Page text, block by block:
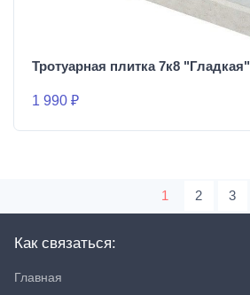
Тротуарная плитка 7к8 "Гладкая"
1 990 ₽
1 2 3
Как связаться:
Главная